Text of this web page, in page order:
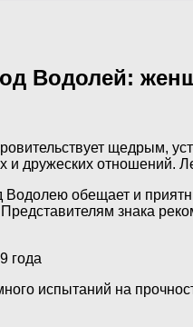
Водолей:
щедрым,
и дружеских отношений.
Водолею обещает и
знака
года
испытаний на